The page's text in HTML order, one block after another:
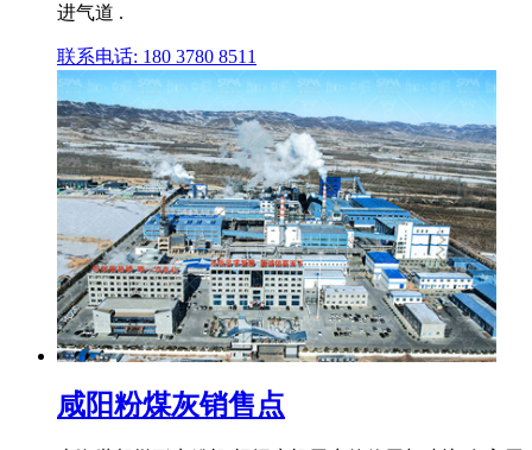
进气道 .
联系电话: 180 3780 8511
咸阳粉煤灰销售点